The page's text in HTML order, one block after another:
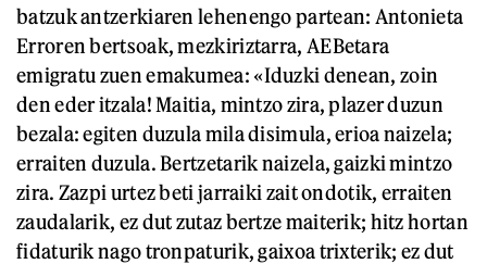
batzuk antzerkiaren lehenengo partean: Antonieta
Erroren bertsoak, mezkiriztarra, AEBetara
emigratu zuen emakumea: «Iduzki denean, zoin
den eder itzala! Maitia, mintzo zira, plazer duzun
bezala: egiten duzula mila disimula, erioa naizela;
erraiten duzula. Bertzetarik naizela, gaizki mintzo
zira. Zazpi urtez beti jarraiki zait ondotik, erraiten
zaudalarik, ez dut zutaz bertze maiterik; hitz hortan
fidaturik nago tronpaturik, gaixoa trixterik; ez dut